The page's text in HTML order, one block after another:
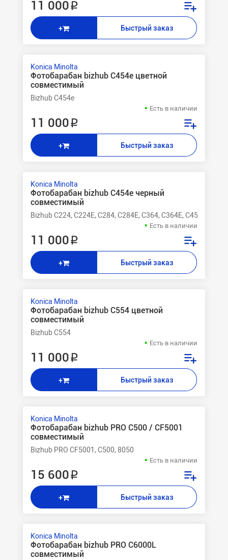
11 000 ₽
+ Быстрый заказ
Konica Minolta
Фотобарабан bizhub C454e цветной
совместимый
Bizhub C454e
Есть в наличии
11 000 ₽
+ Быстрый заказ
Konica Minolta
Фотобарабан bizhub C454e черный
совместимый
Bizhub C224, C224E, C284, C284E, C364, C364E, C454,
Есть в наличии
11 000 ₽
+ Быстрый заказ
Konica Minolta
Фотобарабан bizhub C554 цветной
совместимый
Bizhub C554
Есть в наличии
11 000 ₽
+ Быстрый заказ
Konica Minolta
Фотобарабан bizhub PRO C500 / CF5001
совместимый
Bizhub PRO CF5001, C500, 8050
Есть в наличии
15 600 ₽
+ Быстрый заказ
Konica Minolta
Фотобарабан bizhub PRO C6000L
совместимый